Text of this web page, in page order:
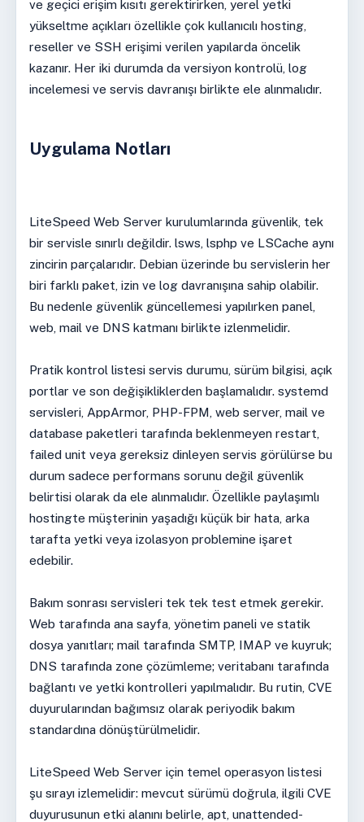
ve geçici erişim kısıtı gerektirirken, yerel yetki
yükseltme açıkları özellikle çok kullanıcılı hosting,
reseller ve SSH erişimi verilen yapılarda öncelik
kazanır. Her iki durumda da versiyon kontrolü, log
incelemesi ve servis davranışı birlikte ele alınmalıdır.
Uygulama Notları
LiteSpeed Web Server kurulumlarında güvenlik, tek
bir servisle sınırlı değildir. lsws, lsphp ve LSCache aynı
zincirin parçalarıdır. Debian üzerinde bu servislerin her
biri farklı paket, izin ve log davranışına sahip olabilir.
Bu nedenle güvenlik güncellemesi yapılırken panel,
web, mail ve DNS katmanı birlikte izlenmelidir.
Pratik kontrol listesi servis durumu, sürüm bilgisi, açık
portlar ve son değişikliklerden başlamalıdır. systemd
servisleri, AppArmor, PHP-FPM, web server, mail ve
database paketleri tarafında beklenmeyen restart,
failed unit veya gereksiz dinleyen servis görülürse bu
durum sadece performans sorunu değil güvenlik
belirtisi olarak da ele alınmalıdır. Özellikle paylaşımlı
hostingte müşterinin yaşadığı küçük bir hata, arka
tarafta yetki veya izolasyon problemine işaret
edebilir.
Bakım sonrası servisleri tek tek test etmek gerekir.
Web tarafında ana sayfa, yönetim paneli ve statik
dosya yanıtları; mail tarafında SMTP, IMAP ve kuyruk;
DNS tarafında zone çözümleme; veritabanı tarafında
bağlantı ve yetki kontrolleri yapılmalıdır. Bu rutin, CVE
duyurularından bağımsız olarak periyodik bakım
standardına dönüştürülmelidir.
LiteSpeed Web Server için temel operasyon listesi
şu sırayı izlemelidir: mevcut sürümü doğrula, ilgili CVE
duyurusunun etki alanını belirle, apt, unattended-